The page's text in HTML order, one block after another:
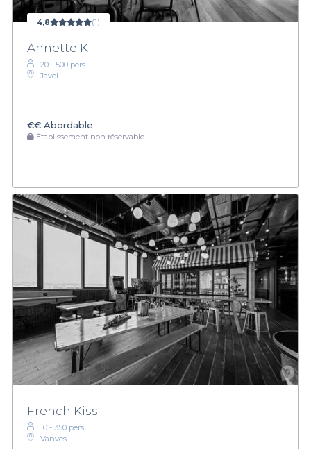
4,8 (1)
Annette K
20 - 500 pers.
Javel
€€ Abordable
Établissement non réservable
French Kiss
10 - 350 pers.
Vanves